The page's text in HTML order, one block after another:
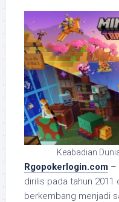
Keabadian
Rgopokerlogin.com –
dirilis pada tahun 2011
berkembang menjadi